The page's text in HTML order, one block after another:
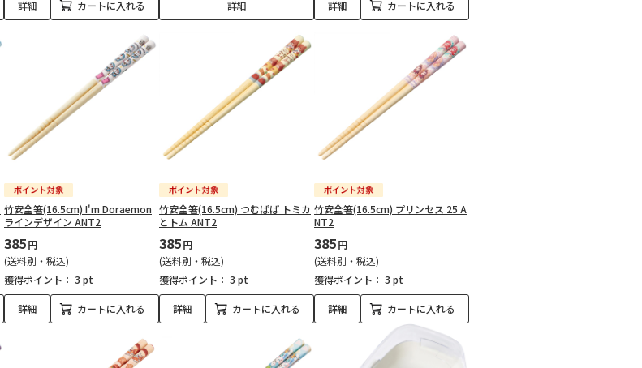
詳細 カートに入れる 詳細 詳細 カートに入れる
竹安全箸(16.5cm) I'm Doraemon
ラインデザイン ANT2
385円
(送料別・税込)
獲得ポイント： 3 pt
詳細 カートに入れる
竹安全箸(16.5cm) つむぱぱ トミカ
とトム ANT2
385円
(送料別・税込)
獲得ポイント： 3 pt
詳細 カートに入れる
竹安全箸(16.5cm) プリンセス 25 A
NT2
385円
(送料別・税込)
獲得ポイント： 3 pt
詳細 カートに入れる